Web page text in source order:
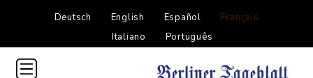
Deutsch English Español
Français
Italiano
Português